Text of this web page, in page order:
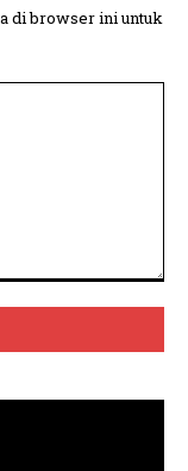
di browser ini untuk